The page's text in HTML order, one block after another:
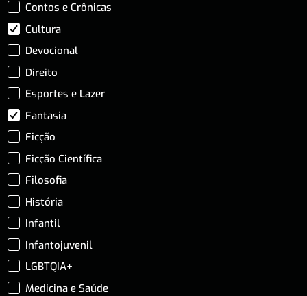
Contos e Crônicas
Cultura
Devocional
Direito
Esportes e Lazer
Fantasia
Ficção
Ficção Científica
Filosofia
História
Infantil
Infantojuvenil
LGBTQIA+
Medicina e Saúde